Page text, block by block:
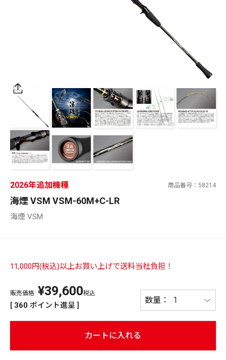
価格 ¥ ～¥
在庫
PREMIUM ［ オンライン限定 ］
商品番号 58214
2026年追加機種
海煙 VSM VSM-60M+C-LR
海煙 VSM
11,000円(税込)以上お買い上げで送料当社負担！
販売価格: ¥39,600税込
[ 360 ポイント進呈 ]
カートに入れる